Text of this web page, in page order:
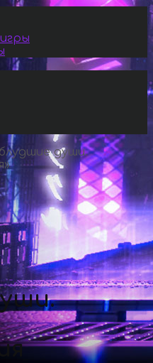
души.
»